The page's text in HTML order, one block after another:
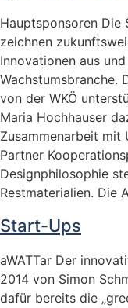
Hauptsponsoren Die
zeichnen
Innovationen aus
Wachstumsbranche.
von der WKÖ
Maria Hochhauser
Zusammenarbeit mit
Partner
Designphilosophie
Restmaterialien. Die
Start-Ups
aWATTar Der
2014 von Simon
dafür bereits die